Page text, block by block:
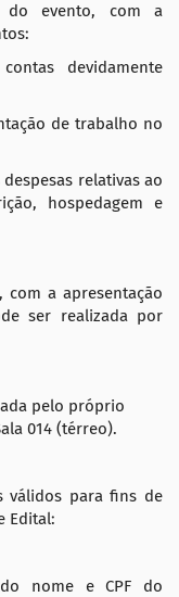
do evento, com a
devidamente
de trabalho no
relativas ao
hospedagem e
com a apresentação
ser realizada por
pelo próprio
014 (térreo).
válidos para fins de
Edital:
nome e CPF do